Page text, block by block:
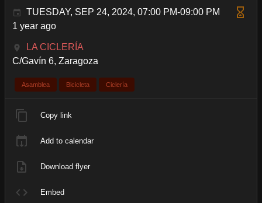
TUESDAY, SEP 24, 2024, 07:00 PM-09:00 PM
1 year ago
LA CICLERÍA
C/Gavín 6, Zaragoza
Asamblea Bicicleta Ciclería
Copy link
Add to calendar
Download flyer
Embed